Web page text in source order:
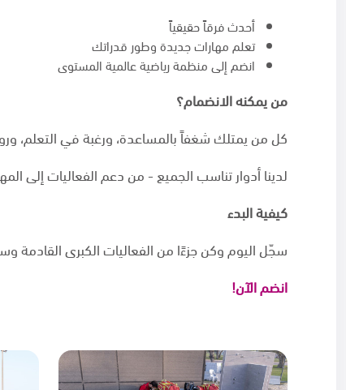
أحدث فرقاً حقيقياً
تعلم مهارات جديدة وطور قدراتك
انضم إلى منظمة رياضية عالمية المستوى
من يمكنه الانضمام؟
كل من يمتلك شغفاً بالمساعدة، ورغبة في التعلم،
لدينا أدوار تناسب الجميع - من دعم الفعاليات إلى
كيفية البدء
سجّل اليوم وكن جزءًا من الفعاليات الكبرى القادمة
انضم الآن!